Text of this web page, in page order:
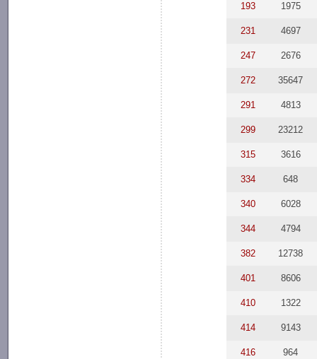
193 1975
231 4697
247 2676
272 35647
291 4813
299 23212
315 3616
334 648
340 6028
344 4794
382 12738
401 8606
410 1322
414 9143
416 964